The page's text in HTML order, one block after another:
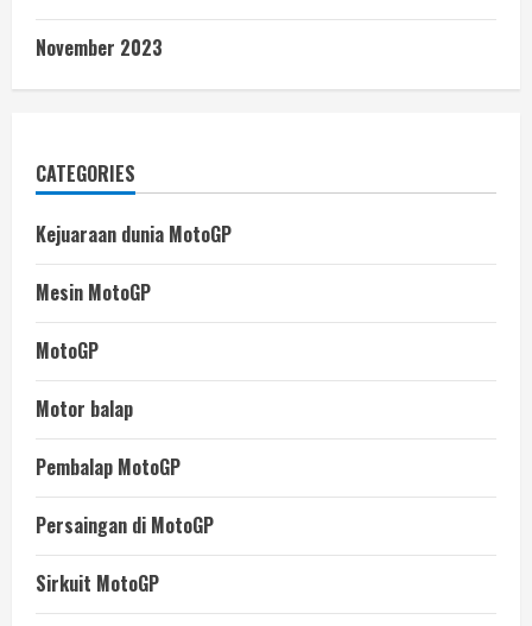
November 2023
CATEGORIES
Kejuaraan dunia MotoGP
Mesin MotoGP
MotoGP
Motor balap
Pembalap MotoGP
Persaingan di MotoGP
Sirkuit MotoGP